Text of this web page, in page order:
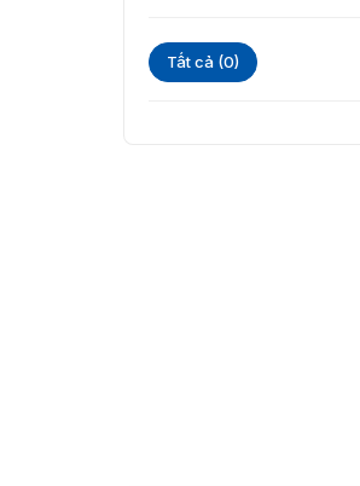
Tất cả (0)